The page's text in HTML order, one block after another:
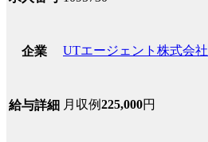
企業 UTエージェント株式会社
給与詳細 月収例225,000円